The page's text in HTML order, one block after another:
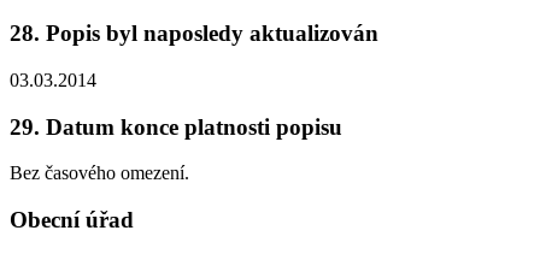
28. Popis byl naposledy aktualizován
03.03.2014
29. Datum konce platnosti popisu
Bez časového omezení.
Obecní úřad